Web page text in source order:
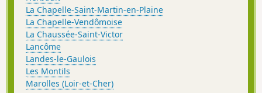
La Chapelle-Saint-Martin-en-Plaine
La Chapelle-Vendômoise
La Chaussée-Saint-Victor
Lancôme
Landes-le-Gaulois
Les Montils
Marolles (Loir-et-Cher)